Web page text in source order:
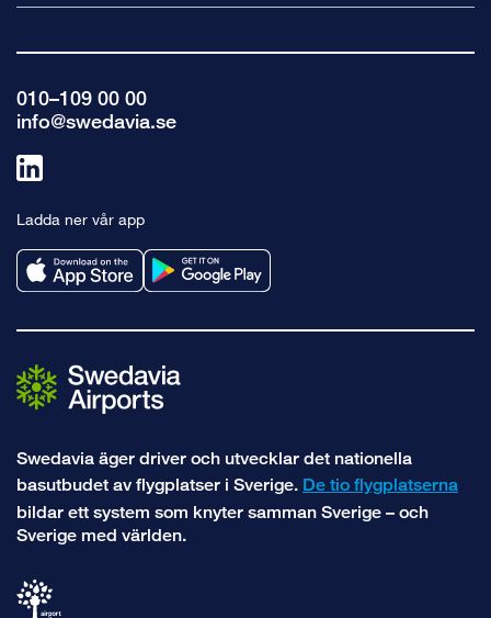
010–109 00 00
info@swedavia.se
linkedin
Ladda ner vår app
Swedavia äger driver och utvecklar det nationella
basutbudet av flygplatser i Sverige. De tio flygplatserna
bildar ett system som knyter samman Sverige – och
Sverige med världen.